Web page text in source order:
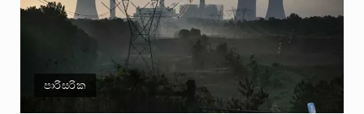
වත්මන් ආණ්ඩුවේ ප්‍රධාන පාර්ශවකරුවා වන ජනතා විමුක්ති පෙරමුණේ කාලයක පටන් තිබුණු ප්‍රධාන සටන් පාඨයක් වූවේ…
උපරිමාධිකරණ විනිශ්චයකාරවරුන්ගේ හා ඉන් පහළ විනිශ්චයකාරවරුන්ගේ විශ්‍රාම වයස දීර්ඝ කිරීම සඳහා සකස් කර ඇති විසිදෙවන…
පාරිසරික